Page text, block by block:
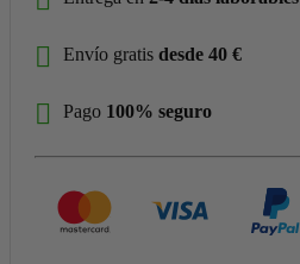
Envío gratis desde 40 €
Pago 100% seguro